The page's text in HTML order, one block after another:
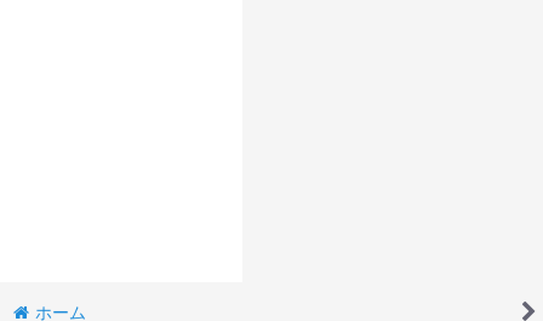
ホーム